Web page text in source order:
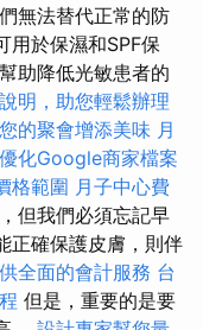
無法替代正常的防
用於保濕和SPF保
助降低光敏患者的
明，助您輕鬆辦理
的聚會增添美味 月
優化Google商家檔案
格範圍 月子中心費
但我們必須忘記早
正確保護皮膚，則伴
全面的會計服務 台
但是，重要的是要